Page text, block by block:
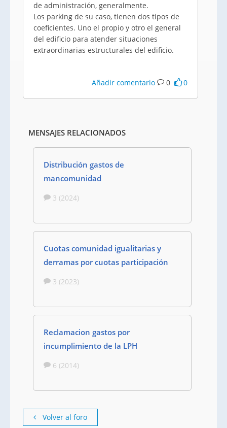
de administración, generalmente.
Los parking de su caso, tienen dos tipos de
coeficientes. Uno el propio y otro el general
del edificio para atender situaciones
extraordinarias estructurales del edificio.
Añadir comentario 0 0
MENSAJES RELACIONADOS
Distribución gastos de
mancomunidad
3 (2024)
Cuotas comunidad igualitarias y
derramas por cuotas participación
3 (2023)
Reclamacion gastos por
incumplimiento de la LPH
6 (2014)
Volver al foro